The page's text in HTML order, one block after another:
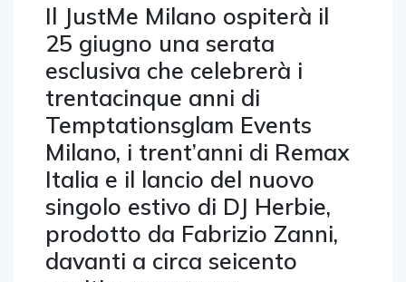
Il JustMe Milano ospiterà il
25 giugno una serata
esclusiva che celebrerà i
trentacinque anni di
Temptationsglam Events
Milano, i trent’anni di Remax
Italia e il lancio del nuovo
singolo estivo di DJ Herbie,
prodotto da Fabrizio Zanni,
davanti a circa seicento